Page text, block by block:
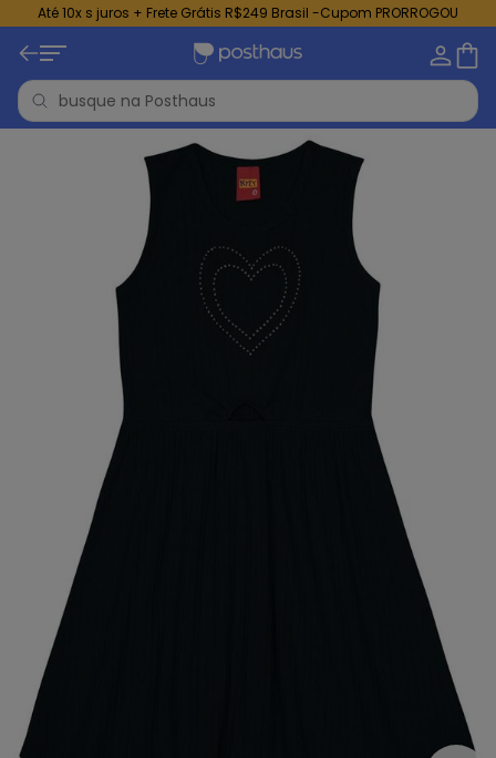
Até 10x s juros + Frete Grátis R$249 Brasil -Cupom PRORROGOU